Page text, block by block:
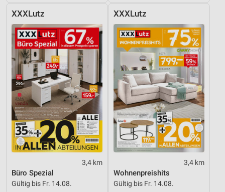
XXXLutz
3,4 km
Büro Spezial
Gültig bis Fr. 14.08.
XXXLutz
3,4 km
Wohnenpreishits
Gültig bis Fr. 14.08.